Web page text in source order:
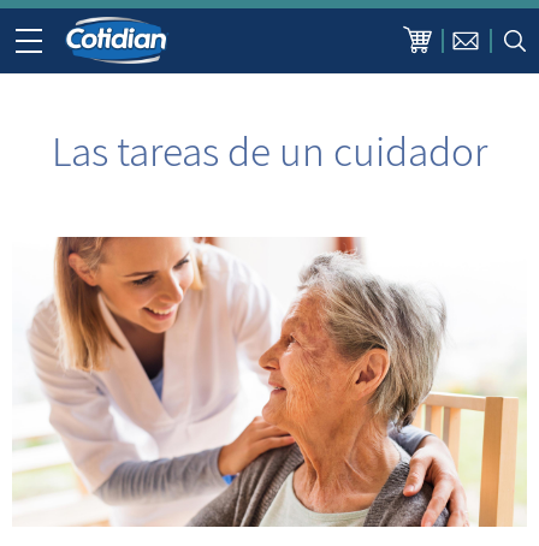
Las tareas de un cuidador